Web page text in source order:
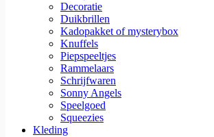
Decoratie
Duikbrillen
Kadopakket of mysterybox
Knuffels
Piepspeeltjes
Rammelaars
Schrijfwaren
Sonny Angels
Speelgoed
Squeezies
Kleding